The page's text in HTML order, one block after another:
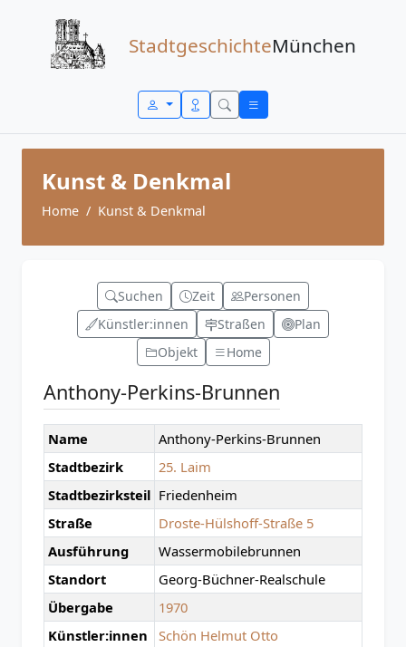
StadtgeschichteMünchen
Kunst & Denkmal
Home Kunst & Denkmal
Suchen Zeit
Personen
Künstler:innen
Straßen
Plan
Objekt
Home
Anthony-Perkins-Brunnen
Name
Anthony-Perkins-Brunnen
Stadtbezirk
25. Laim
Stadtbezirksteil Friedenheim
Straße
Droste-Hülshoff-Straße 5
Ausführung
Wassermobilebrunnen
Standort
Georg-Büchner-Realschule
Übergabe
1970
Künstler:innen
Schön Helmut Otto